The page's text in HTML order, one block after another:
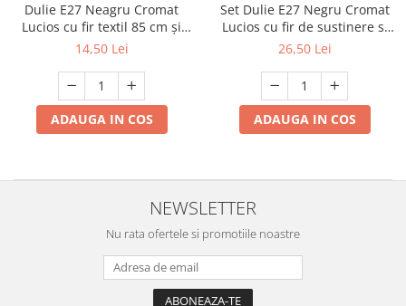
Dulie E27 Neagru Cromat
Lucios cu fir textil 85 cm și
suport plafon Ø10 cm, cu
14,50 Lei
ADAUGA IN COS
Set Dulie E27 Negru Cromat
Lucios cu fir de sustinere si
bec decorativ tip para cu
montaj
26,50 Lei
ADAUGA IN COS
NEWSLETTER
Nu rata ofertele si promotiile noastre